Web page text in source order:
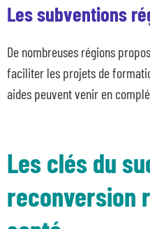
Les subventions
De nombreuses régions
faciliter les projets de
aides peuvent venir en
Les clés du
reconversion